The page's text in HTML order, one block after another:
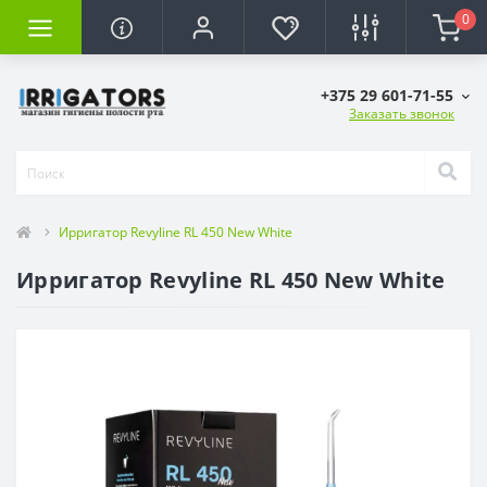
0
+375 29 601-71-55
Заказать звонок
Ирригатор Revyline RL 450 New White
Ирригатор Revyline RL 450 New White